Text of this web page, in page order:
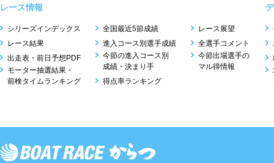
レース情報
シリーズインデックス
レース結果
出走表・前日予想PDF
モーター抽選結果・
前検タイムランキング
全国最近5節成績
進入コース別選手成績
今節の進入コース別
成績・決まり手
得点率ランキング
レース展望
全選手コメント
今節出場選手の
マル得情報